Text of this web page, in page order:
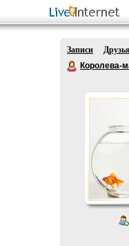
Записи Друзья
Королева-